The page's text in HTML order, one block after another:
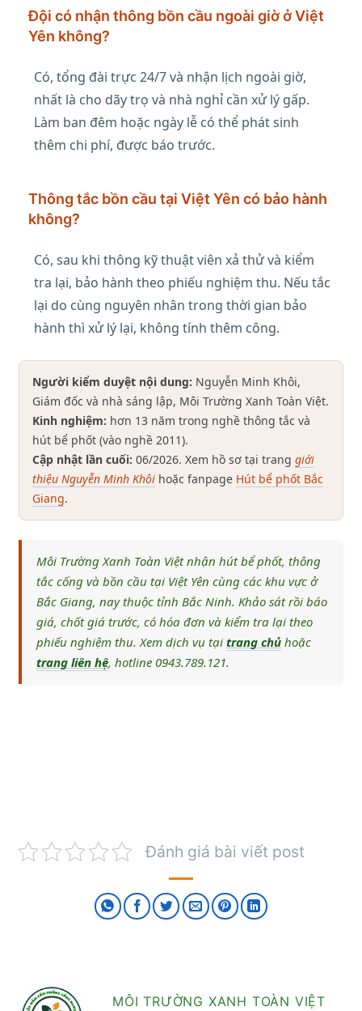
Đội có nhận thông bồn cầu ngoài giờ ở Việt
Yên không?
Có, tổng đài trực 24/7 và nhận lịch ngoài giờ,
nhất là cho dãy trọ và nhà nghỉ cần xử lý gấp.
Làm ban đêm hoặc ngày lễ có thể phát sinh
thêm chi phí, được báo trước.
Thông tắc bồn cầu tại Việt Yên có bảo hành
không?
Có, sau khi thông kỹ thuật viên xả thử và kiểm
tra lại, bảo hành theo phiếu nghiệm thu. Nếu tắc
lại do cùng nguyên nhân trong thời gian bảo
hành thì xử lý lại, không tính thêm công.
Người kiểm duyệt nội dung: Nguyễn Minh Khôi,
Giám đốc và nhà sáng lập, Môi Trường Xanh Toàn Việt.
Kinh nghiệm: hơn 13 năm trong nghề thông tắc và
hút bể phốt (vào nghề 2011).
Cập nhật lần cuối: 06/2026. Xem hồ sơ tại trang giới
thiệu Nguyễn Minh Khôi hoặc fanpage Hút bể phốt Bắc
Giang.
Môi Trường Xanh Toàn Việt nhận hút bể phốt, thông
tắc cống và bồn cầu tại Việt Yên cùng các khu vực ở
Bắc Giang, nay thuộc tỉnh Bắc Ninh. Khảo sát rồi báo
giá, chốt giá trước, có hóa đơn và kiểm tra lại theo
phiếu nghiệm thu. Xem dịch vụ tại trang chủ hoặc
trang liên hệ, hotline 0943.789.121.
Đánh giá bài viết post
MÔI TRƯỜNG XANH TOÀN VIỆT